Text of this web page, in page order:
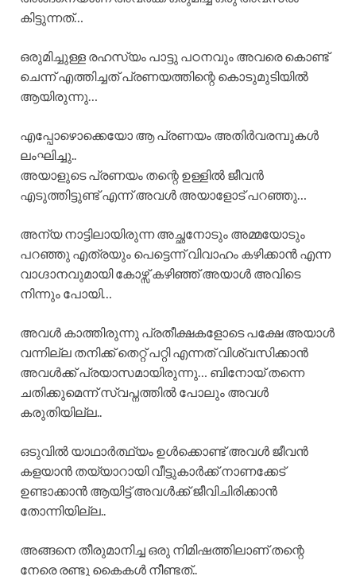
കിട്ടുന്നത്…
ഒരുമിച്ചുള്ള രഹസ്യം പാട്ടു പഠനവും അവരെ കൊണ്ട്
ചെന്ന് എത്തിച്ചത് പ്രണയത്തിന്റെ കൊടുമുടിയിൽ
ആയിരുന്നു…
എപ്പോഴൊക്കെയോ ആ പ്രണയം അതിർവരമ്പുകൾ
ലംഘിച്ചു..
അയാളുടെ പ്രണയം തന്റെ ഉള്ളിൽ ജീവൻ
എടുത്തിട്ടുണ്ട് എന്ന് അവൾ അയാളോട് പറഞ്ഞു…
അന്യ നാട്ടിലായിരുന്ന അച്ഛനോടും അമ്മയോടും
പറഞ്ഞു എത്രയും പെട്ടെന്ന് വിവാഹം കഴിക്കാൻ എന്ന
വാഗ്ദാനവുമായി കോഴ്സ് കഴിഞ്ഞ് അയാൾ അവിടെ
നിന്നും പോയി…
അവൾ കാത്തിരുന്നു പ്രതീക്ഷകളോടെ പക്ഷേ അയാൾ
വന്നില്ല തനിക്ക് തെറ്റ് പറ്റി എന്നത് വിശ്വസിക്കാൻ
അവൾക്ക് പ്രയാസമായിരുന്നു… ബിനോയ് തന്നെ
ചതിക്കുമെന്ന് സ്വപ്നത്തിൽ പോലും അവൾ
കരുതിയില്ല..
ഒടുവിൽ യാഥാർത്ഥ്യം ഉൾക്കൊണ്ട് അവൾ ജീവൻ
കളയാൻ തയ്യാറായി വീട്ടുകാർക്ക് നാണക്കേട്
ഉണ്ടാക്കാൻ ആയിട്ട് അവൾക്ക് ജീവിചിരിക്കാൻ
തോന്നിയില്ല..
അങ്ങനെ തീരുമാനിച്ച ഒരു നിമിഷത്തിലാണ് തന്റെ
നേരെ രണ്ടു കൈകൾ നീണ്ടത്..